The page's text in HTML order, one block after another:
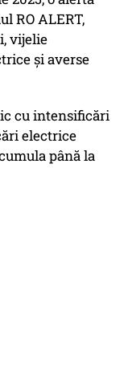
RO ALERT,
vijelie
și averse
cu intensificări
electrice
până la